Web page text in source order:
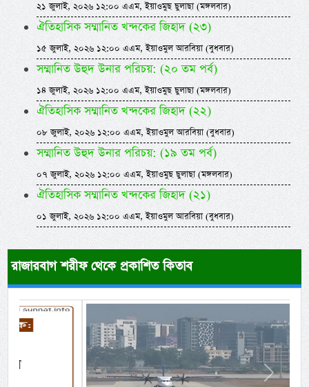
২১ জুলাই, ২০২৬ ১২:০০ এএম, ইয়াওমুছ ছুলাছা (মঙ্গলবার)
ঐতিহাসিক সম্মানিত খন্দকের জিহাদ (২৩)
১৫ জুলাই, ২০২৬ ১২:০০ এএম, ইয়াওমুল আরবিয়া (বুধবার)
সম্মানিত উহুদ উনার পরিচয়: (২০ তম পর্ব)
১৪ জুলাই, ২০২৬ ১২:০০ এএম, ইয়াওমুছ ছুলাছা (মঙ্গলবার)
ঐতিহাসিক সম্মানিত খন্দকের জিহাদ (২২)
০৮ জুলাই, ২০২৬ ১২:০০ এএম, ইয়াওমুল আরবিয়া (বুধবার)
সম্মানিত উহুদ উনার পরিচয়: (১৯ তম পর্ব)
০৭ জুলাই, ২০২৬ ১২:০০ এএম, ইয়াওমুছ ছুলাছা (মঙ্গলবার)
ঐতিহাসিক সম্মানিত খন্দকের জিহাদ (২১)
০১ জুলাই, ২০২৬ ১২:০০ এএম, ইয়াওমুল আরবিয়া (বুধবার)
রাজারবাগ শরীফ থেকে প্রকাশিত কিতাব
Next